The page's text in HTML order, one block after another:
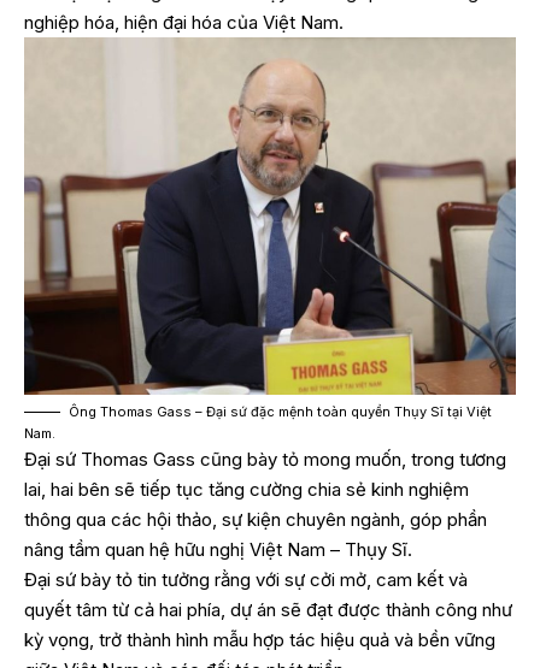
nghiệp hóa, hiện đại hóa của Việt Nam.
Ông Thomas Gass – Đại sứ đặc mệnh toàn quyền Thụy Sĩ tại Việt
Nam.
Đại sứ Thomas Gass cũng bày tỏ mong muốn, trong tương
lai, hai bên sẽ tiếp tục tăng cường chia sẻ kinh nghiệm
thông qua các hội thảo, sự kiện chuyên ngành, góp phần
nâng tầm quan hệ hữu nghị Việt Nam – Thụy Sĩ.
Đại sứ bày tỏ tin tưởng rằng với sự cởi mở, cam kết và
quyết tâm từ cả hai phía, dự án sẽ đạt được thành công như
kỳ vọng, trở thành hình mẫu hợp tác hiệu quả và bền vững